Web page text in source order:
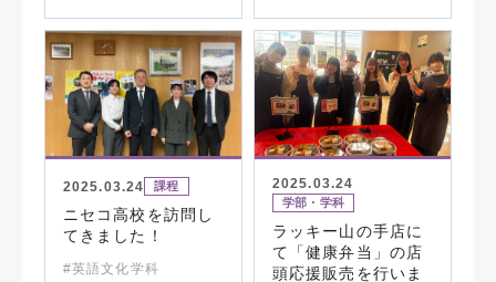
2025.03.24 課程
ニセコ高校を訪問し
てきました！
#英語文化学科
2025.03.24
学部・学科
ラッキー山の手店に
て「健康弁当」の店
頭応援販売を行いま